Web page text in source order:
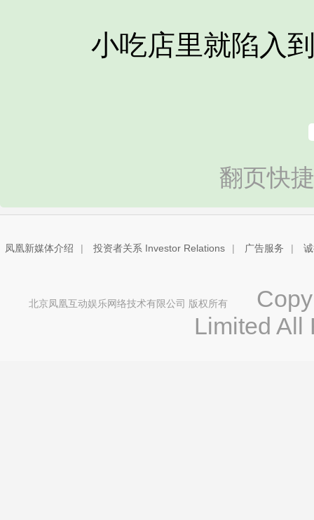
小吃店里就陷入到
翻页快
凤凰新媒体介绍 | 投资者关系 Investor Relations | 广告服务 |
北京凤凰互动娱乐网络技术有限公司 版权所有
Limited All